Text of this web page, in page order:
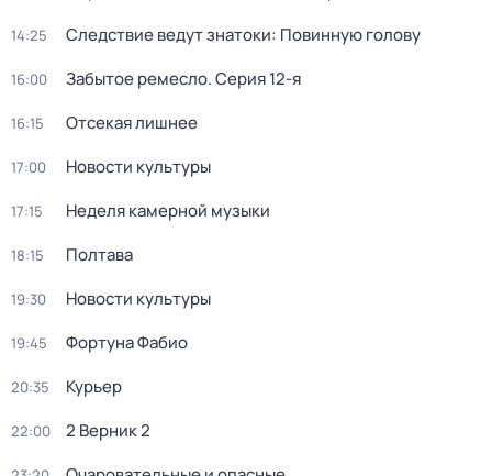
14:25 Следствие ведут знатоки: Повинную голову
16:00 Забытое ремесло. Серия 12-я
16:15 Отсекая лишнее
17:00 Новости культуры
17:15 Неделя камерной музыки
18:15 Полтава
19:30 Новости культуры
19:45 Фортуна Фабио
20:35 Курьер
22:00 2 Верник 2